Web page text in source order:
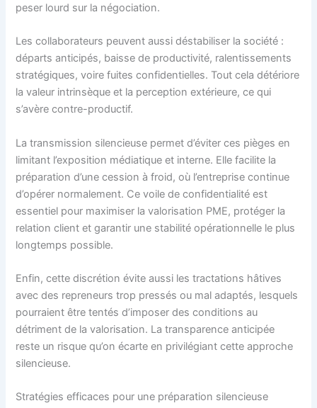
peser lourd sur la négociation.
Les collaborateurs peuvent aussi déstabiliser la société :
départs anticipés, baisse de productivité, ralentissements
stratégiques, voire fuites confidentielles. Tout cela détériore
la valeur intrinsèque et la perception extérieure, ce qui
s’avère contre-productif.
La transmission silencieuse permet d’éviter ces pièges en
limitant l’exposition médiatique et interne. Elle facilite la
préparation d’une cession à froid, où l’entreprise continue
d’opérer normalement. Ce voile de confidentialité est
essentiel pour maximiser la valorisation PME, protéger la
relation client et garantir une stabilité opérationnelle le plus
longtemps possible.
Enfin, cette discrétion évite aussi les tractations hâtives
avec des repreneurs trop pressés ou mal adaptés, lesquels
pourraient être tentés d’imposer des conditions au
détriment de la valorisation. La transparence anticipée
reste un risque qu’on écarte en privilégiant cette approche
silencieuse.
Stratégies efficaces pour une préparation silencieuse